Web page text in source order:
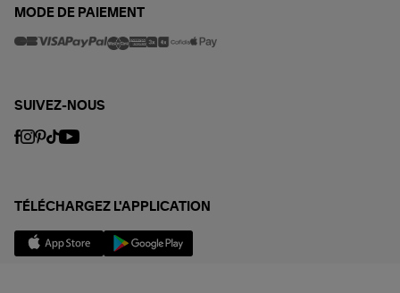
MODE DE PAIEMENT
SUIVEZ-NOUS
TÉLÉCHARGEZ L'APPLICATION